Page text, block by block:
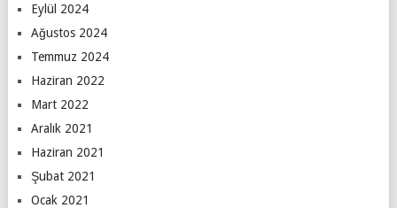
Eylül 2024
Ağustos 2024
Temmuz 2024
Haziran 2022
Mart 2022
Aralık 2021
Haziran 2021
Şubat 2021
Ocak 2021